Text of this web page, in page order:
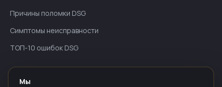
Причины поломки DSG
Симптомы неисправности
ТОП-10 ошибок DSG
ИНФОРМАЦИЯ
Мы